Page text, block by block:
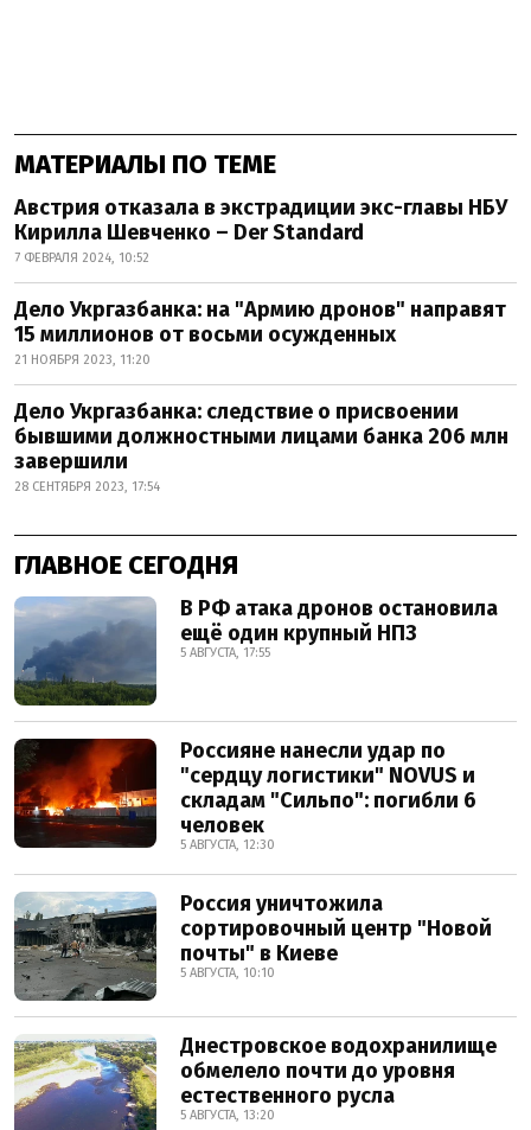
МАТЕРИАЛЫ ПО ТЕМЕ
Австрия отказала в экстрадиции экс-главы НБУ
Кирилла Шевченко – Der Standard
7 ФЕВРАЛЯ 2024, 10:52
Дело Укргазбанка: на "Армию дронов" направят
15 миллионов от восьми осужденных
21 НОЯБРЯ 2023, 11:20
Дело Укргазбанка: следствие о присвоении
бывшими должностными лицами банка 206 млн
завершили
28 СЕНТЯБРЯ 2023, 17:54
ГЛАВНОЕ СЕГОДНЯ
В РФ атака дронов остановила
ещё один крупный НПЗ
5 АВГУСТА, 17:55
Россияне нанесли удар по
"сердцу логистики" NOVUS и
складам "Сильпо": погибли 6
человек
5 АВГУСТА, 12:30
Россия уничтожила
сортировочный центр "Новой
почты" в Киеве
5 АВГУСТА, 10:10
Днестровское водохранилище
обмелело почти до уровня
естественного русла
5 АВГУСТА, 13:20